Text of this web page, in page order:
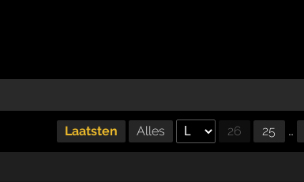
Laatsten Alles 26 25 …